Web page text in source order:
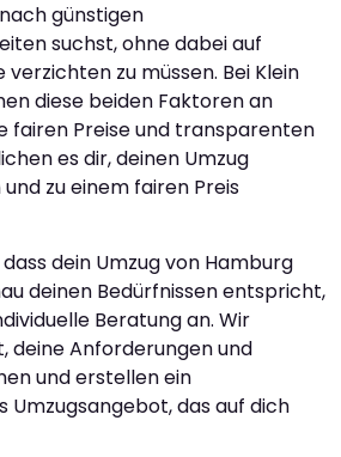
günstigen
suchst, ohne dabei auf
zu müssen. Bei Klein
diese beiden Faktoren an
fairen Preise und transparenten
es dir, deinen Umzug
zu einem fairen Preis
dein Umzug von Hamburg
deinen Bedürfnissen entspricht,
Beratung an. Wir
deine Anforderungen und
und erstellen ein
das auf dich